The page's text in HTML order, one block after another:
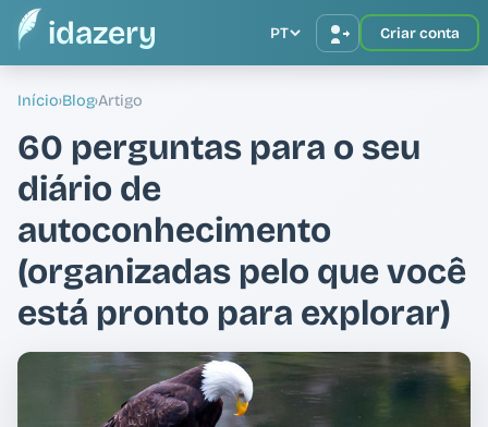
idazery PT Criar conta
Início›Blog›Artigo
60 perguntas para o seu
diário de
autoconhecimento
(organizadas pelo que você
está pronto para explorar)